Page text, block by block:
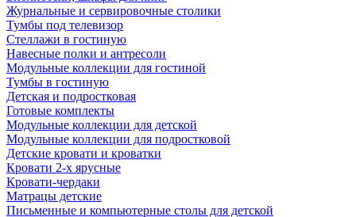
Журнальные и сервировочные столики
Тумбы под телевизор
Стеллажи в гостиную
Навесные полки и антресоли
Модульные коллекции для гостиной
Тумбы в гостиную
Детская и подростковая
Готовые комплекты
Модульные коллекции для детской
Модульные коллекции для подростковой
Детские кровати и кроватки
Кровати 2-х ярусные
Кровати-чердаки
Матрацы детские
Письменные и компьютерные столы для детской